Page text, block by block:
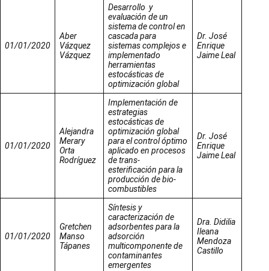
01/01/2020
Aber
Vázquez
Vázquez
Desarrollo y
evaluación de un
sistema de control en
cascada para
sistemas complejos e
implementado
herramientas
estocásticas de
optimización global
Dr. José
Enrique
Jaime Leal
01/01/2020
Alejandra
Merary
Orta
Rodríguez
Implementación de
estrategias
estocásticas de
optimización global
para el control óptimo
aplicado en procesos
de trans-
esterificación para la
producción de bio-
combustibles
Dr. José
Enrique
Jaime Leal
01/01/2020
Gretchen
Manso
Tápanes
Síntesis y
caracterización de
adsorbentes para la
adsorción
multicomponente de
contaminantes
emergentes
Dra. Didilia
Ileana
Mendoza
Castillo